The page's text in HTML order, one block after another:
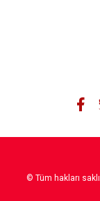
© Tüm hakları